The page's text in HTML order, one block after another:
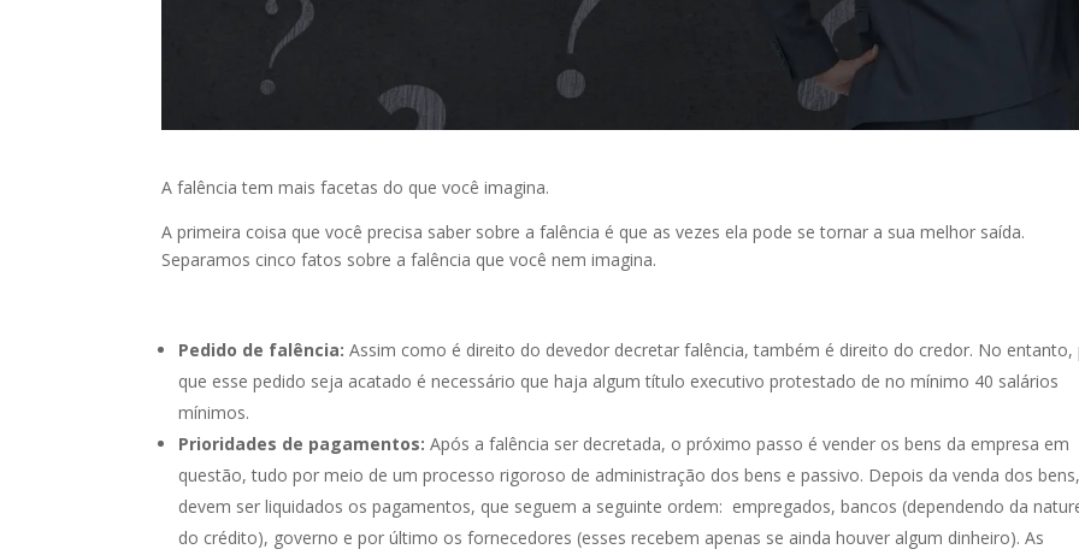
A falência tem mais facetas do que você imagina.
A primeira coisa que você precisa saber sobre a falência é que as vezes ela pode se tornar a sua melhor saída.
Separamos cinco fatos sobre a falência que você nem imagina.
Pedido de falência: Assim como é direito do devedor decretar falência, também é direito do credor. No entanto,
que esse pedido seja acatado é necessário que haja algum título executivo protestado de no mínimo 40 salários
mínimos.
Prioridades de pagamentos:Após a falência ser decretada, o próximo passo é vender os bens da empresa em
questão, tudo por meio de um processo rigoroso de administração dos bens e passivo. Depois da venda dos bens,
devem ser liquidados os pagamentos, que seguem a seguinte ordem: empregados, bancos (dependendo da
do crédito), governo e por último os fornecedores (esses recebem apenas se ainda houver algum dinheiro). As